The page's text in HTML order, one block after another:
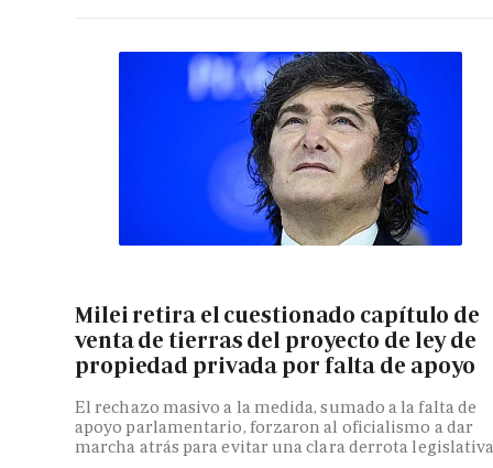
Milei retira el cuestionado capítulo de
venta de tierras del proyecto de ley de
propiedad privada por falta de apoyo
El rechazo masivo a la medida, sumado a la falta de
apoyo parlamentario, forzaron al oficialismo a dar
marcha atrás para evitar una clara derrota